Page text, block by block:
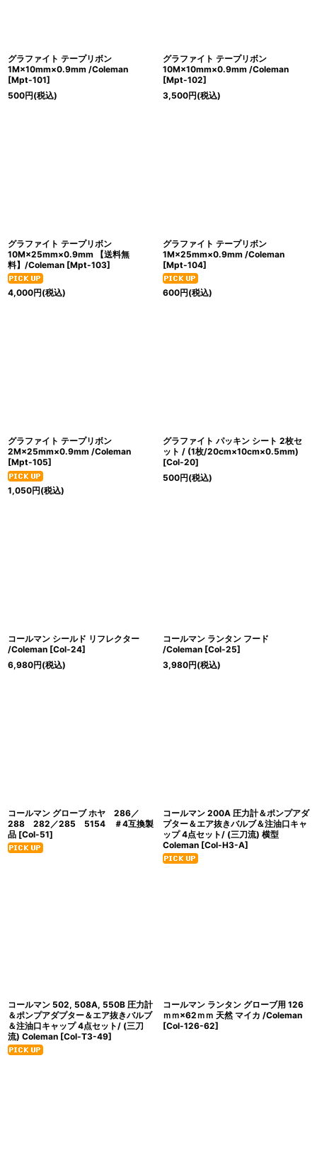
グラファイト テープリボン
1M×10mm×0.9mm /Coleman
[Mpt-101]
500円(税込)
グラファイト テープリボン
10M×10mm×0.9mm /Coleman
[Mpt-102]
3,500円(税込)
グラファイト テープリボン
10M×25mm×0.9mm 【送料無
料】/Coleman [Mpt-103]
4,000円(税込)
グラファイト テープリボン
1M×25mm×0.9mm /Coleman
[Mpt-104]
600円(税込)
グラファイト テープリボン
2M×25mm×0.9mm /Coleman
[Mpt-105]
1,050円(税込)
グラファイト パッキン シート 2枚セ
ット / (1枚/20cm×10cm×0.5mm)
[Col-20]
500円(税込)
コールマン シールド リフレクター
/Coleman [Col-24]
6,980円(税込)
コールマン ランタン フード
/Coleman [Col-25]
3,980円(税込)
コールマン グローブ ホヤ 286／
288 282／285 5154 ＃4互換製
品 [Col-51]
コールマン 200A 圧力計＆ポンプアダ
プター＆エア抜きバルブ＆注油口キャ
ップ 4点セット/ (三刀流) 横型
Coleman [Col-H3-A]
コールマン 502, 508A, 550B 圧力計
＆ポンプアダプター＆エア抜きバルブ
＆注油口キャップ 4点セット/ (三刀
流) Coleman [Col-T3-49]
コールマン ランタン グローブ用 126
ｍｍ×62ｍｍ 天然 マイカ /Coleman
[Col-126-62]